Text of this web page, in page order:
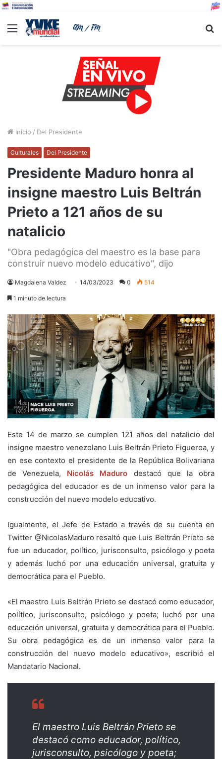
Menu
Inicio / Del Presidente
Culturales Del Presidente
Presidente Maduro honra al
insigne maestro Luis Beltrán
Prieto a 121 años de su
natalicio
"Obra pedagógica del maestro es la base para
construir nuevo modelo educativo", dijo
Magdalena Valdez 14/03/2023 0 514
1 minuto de lectura
Este 14 de marzo se cumplen 121 años del natalicio del
insigne maestro venezolano Luis Beltrán Prieto Figueroa, y
en ese contexto el presidente de la República Bolivariana
de Venezuela, Nicolás Maduro destacó que la obra
pedagógica del educador es de un inmenso valor para la
construcción del nuevo modelo educativo.
Igualmente, el Jefe de Estado a través de su cuenta en
Twitter @NicolasMaduro resaltó que Luis Beltrán Prieto se
fue un educador, político, jurisconsulto, psicólogo y poeta
y además luchó por una educación universal, gratuita y
democrática para el Pueblo.
«El maestro Luis Beltrán Prieto se destacó como educador,
político, jurisconsulto, psicólogo y poeta; luchó por una
educación universal, gratuita y democrática para el Pueblo.
Su obra pedagógica es de un inmenso valor para la
construcción del nuevo modelo educativo», escribió el
Mandatario Nacional.
El maestro Luis Beltrán Prieto se
destacó como educador, político,
jurisconsulto, psicólogo y poeta;